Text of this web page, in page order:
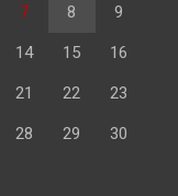
7 8 9
14 15 16
21 22 23
28 29 30